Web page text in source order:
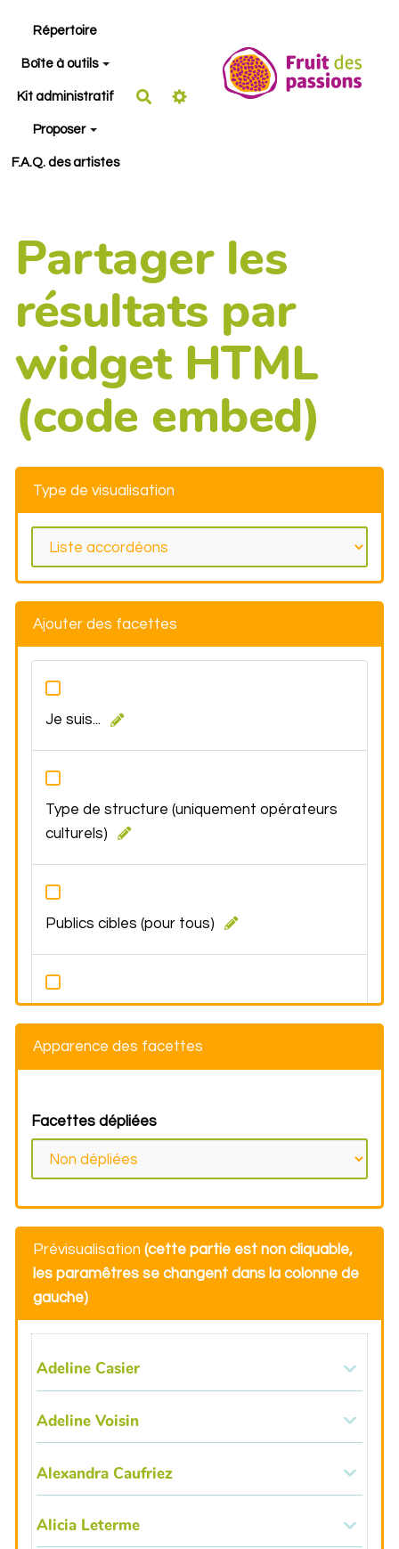
Aller au contenu principal
Répertoire
Boîte à outils
Kit administratif
Proposer
F.A.Q. des artistes
Rechercher
Partager les
résultats par
widget HTML
(code embed)
Type de visualisation
Ajouter des facettes
Je suis...
Type de structure (uniquement opérateurs
culturels)
Publics cibles (pour tous)
Apparence des facettes
Facettes dépliées
Prévisualisation (cette partie est non cliquable,
les paramêtres se changent dans la colonne de
gauche)